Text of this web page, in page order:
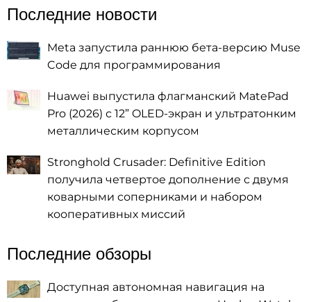
Последние новости
Meta запустила раннюю бета-версию Muse
Code для программирования
Huawei выпустила флагманский MatePad
Pro (2026) с 12” OLED-экран и ультратонким
металлическим корпусом
Stronghold Crusader: Definitive Edition
получила четвертое дополнение с двумя
коварными соперниками и набором
кооперативных миссий
Последние обзоры
Доступная автономная навигация на